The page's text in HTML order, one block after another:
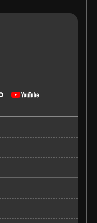
す。
承下さい。
ープ株式会社
す。